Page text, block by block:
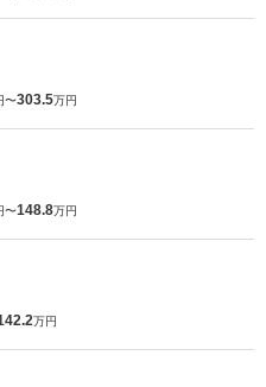
〜303.5万円
〜148.8万円
万円